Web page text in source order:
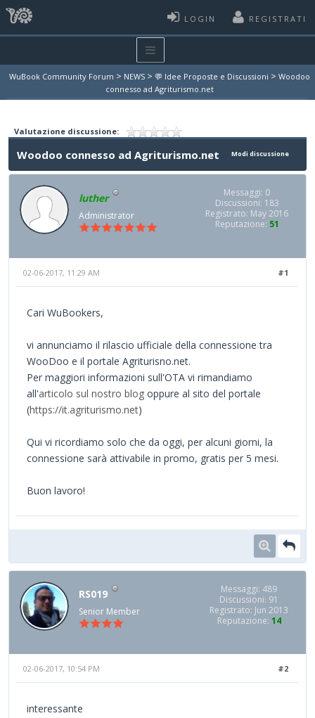
LOGIN REGISTRATI
WuBook Community Forum > NEWS > 💬 Idee Proposte e Discussioni > Woodoo
connesso ad Agriturismo.net
Valutazione discussione:
Modi discussione
Woodoo connesso ad Agriturismo.net
luther
Administrator
Messaggi: 0
Discussioni: 183
Registrato: May 2016
Reputazione: 51
#1
02-06-2017, 11:29 AM
Cari WuBookers,
vi annunciamo il rilascio ufficiale della connessione tra
WooDoo e il portale Agriturisno.net.
Per maggiori informazioni sull'OTA vi rimandiamo
all'articolo sul nostro blog oppure al sito del portale
(https://it.agriturismo.net)
Qui vi ricordiamo solo che da oggi, per alcuni giorni, la
connessione sarà attivabile in promo, gratis per 5 mesi.
Buon lavoro!
RS019
Senior Member
Messaggi: 489
Discussioni: 91
Registrato: Jun 2013
Reputazione: 14
#2
02-06-2017, 10:54 PM
interessante